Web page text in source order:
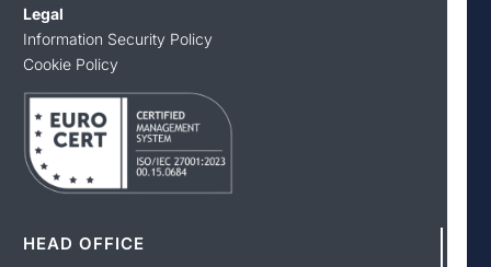
Legal
Information Security Policy
Cookie Policy
HEAD OFFICE